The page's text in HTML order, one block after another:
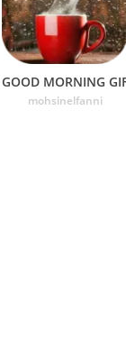
GOOD MORNING
mohsinelfanni